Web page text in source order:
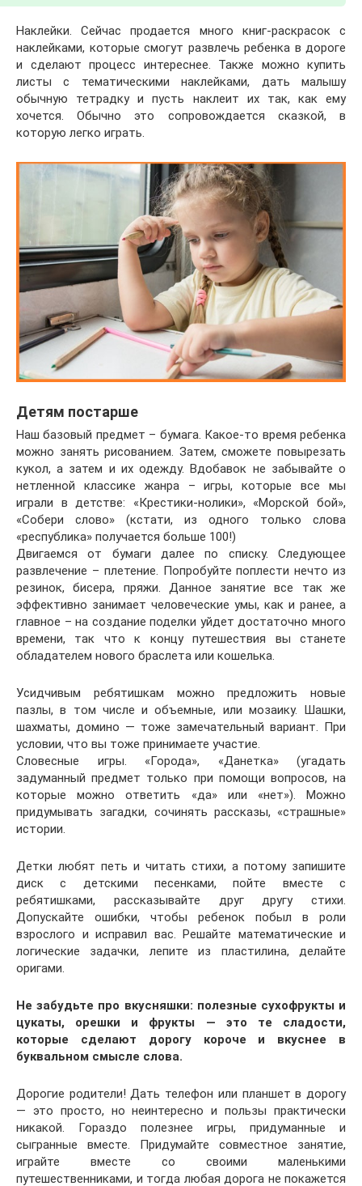
Наклейки. Сейчас продается много книг-раскрасок с
наклейками, которые смогут развлечь ребенка в дороге
и сделают процесс интереснее. Также можно купить
листы с тематическими наклейками, дать малышу
обычную тетрадку и пусть наклеит их так, как ему
хочется. Обычно это сопровождается сказкой, в
которую легко играть.
Детям постарше
Наш базовый предмет – бумага. Какое-то время ребенка
можно занять рисованием. Затем, сможете повырезать
кукол, а затем и их одежду. Вдобавок не забывайте о
нетленной классике жанра – игры, которые все мы
играли в детстве: «Крестики-нолики», «Морской бой»,
«Собери слово» (кстати, из одного только слова
«республика» получается больше 100!)
Двигаемся от бумаги далее по списку. Следующее
развлечение – плетение. Попробуйте поплести нечто из
резинок, бисера, пряжи. Данное занятие все так же
эффективно занимает человеческие умы, как и ранее, а
главное – на создание поделки уйдет достаточно много
времени, так что к концу путешествия вы станете
обладателем нового браслета или кошелька.
Усидчивым ребятишкам можно предложить новые
пазлы, в том числе и объемные, или мозаику. Шашки,
шахматы, домино — тоже замечательный вариант. При
условии, что вы тоже принимаете участие.
Словесные игры. «Города», «Данетка» (угадать
задуманный предмет только при помощи вопросов, на
которые можно ответить «да» или «нет»). Можно
придумывать загадки, сочинять рассказы, «страшные»
истории.
Детки любят петь и читать стихи, а потому запишите
диск с детскими песенками, пойте вместе с
ребятишками, рассказывайте друг другу стихи.
Допускайте ошибки, чтобы ребенок побыл в роли
взрослого и исправил вас. Решайте математические и
логические задачки, лепите из пластилина, делайте
оригами.
Не забудьте про вкусняшки: полезные сухофрукты и
цукаты, орешки и фрукты — это те сладости,
которые сделают дорогу короче и вкуснее в
буквальном смысле слова.
Дорогие родители! Дать телефон или планшет в дорогу
— это просто, но неинтересно и пользы практически
никакой. Гораздо полезнее игры, придуманные и
сыгранные вместе. Придумайте совместное занятие,
играйте вместе со своими маленькими
путешественниками, и тогда любая дорога не покажется